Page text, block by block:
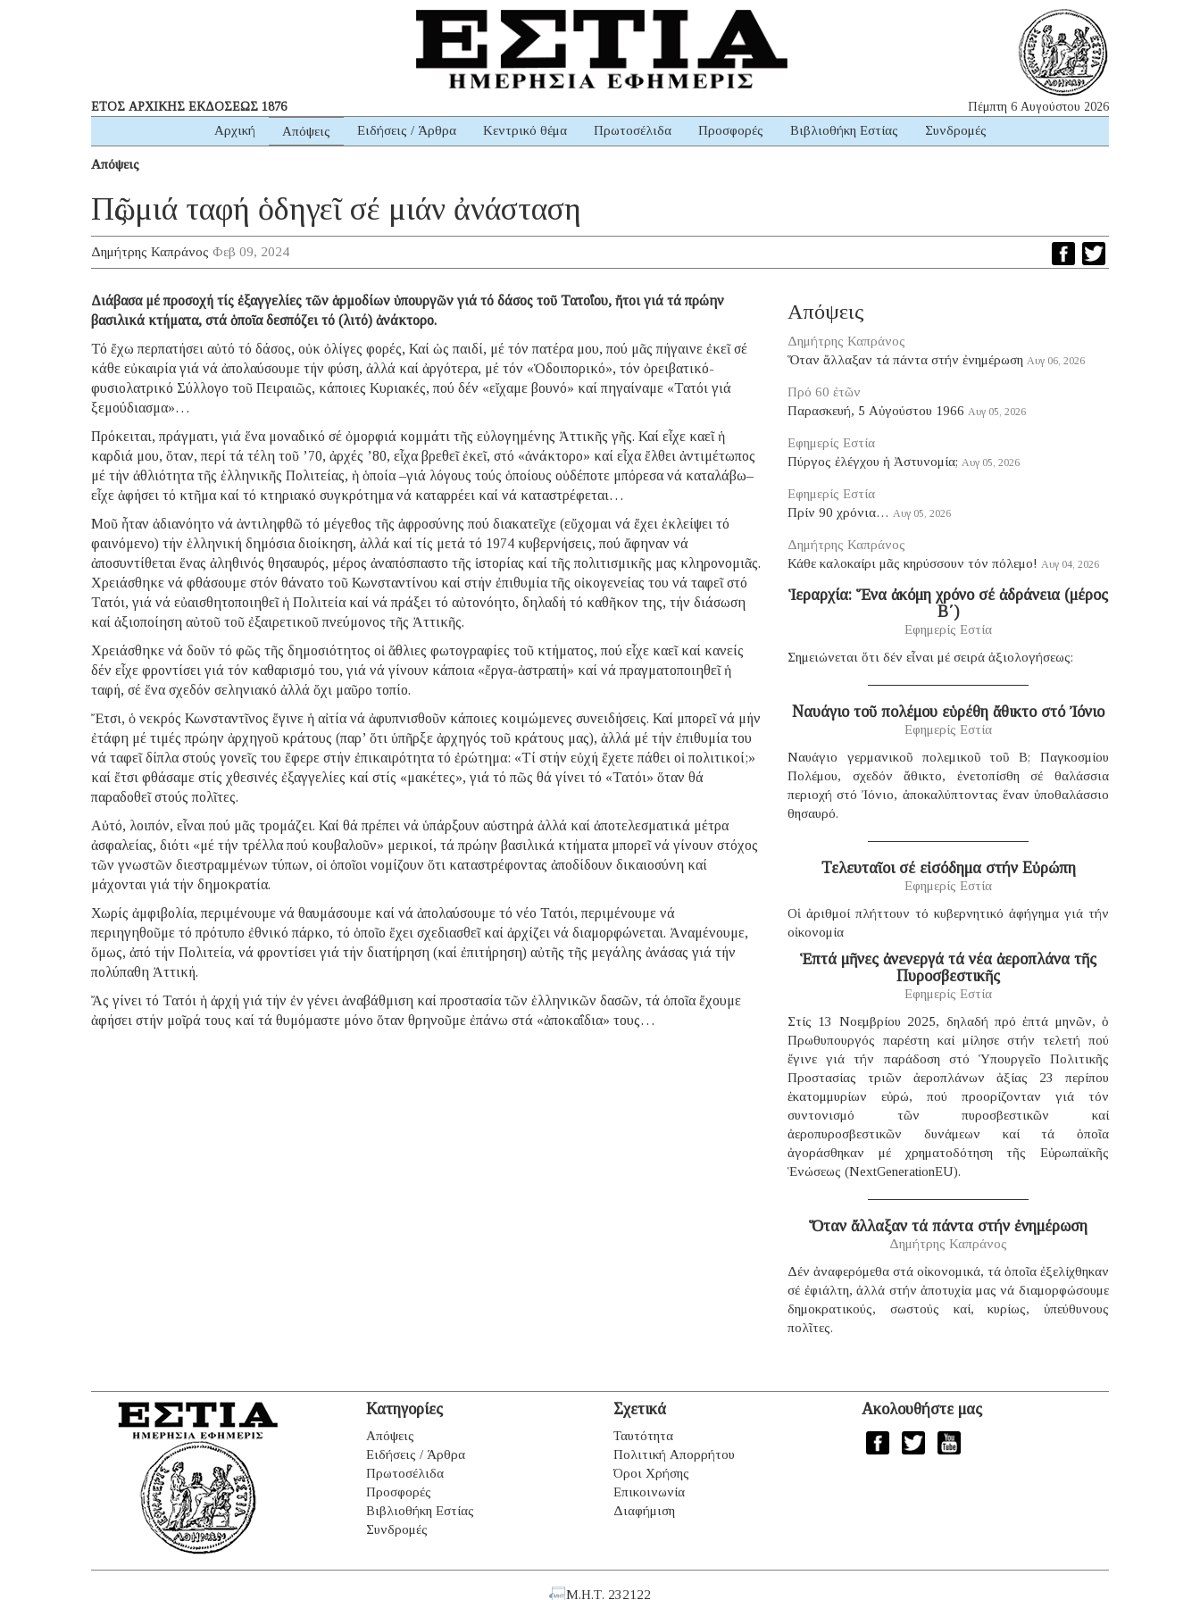
ΕΤΟΣ ΑΡΧΙΚΗΣ ΕΚΔΟΣΕΩΣ 1876 Πέμπτη 6 Αυγούστου 2026
Αρχική Απόψεις Ειδήσεις / Άρθρα Κεντρικό θέμα Πρωτοσέλιδα Προσφορές Βιβλιοθήκη Εστίας Συνδρομές
Απόψεις
Πῶς μιά ταφή ὁδηγεῖ σέ μιάν ἀνάσταση
Δημήτρης Καπράνος Φεβ 09, 2024
Διάβασα μέ προσοχή τίς ἐξαγγελίες τῶν ἁρμοδίων ὑπουργῶν γιά τό δάσος τοῦ Τατοΐου, ἤτοι γιά τά πρώην
βασιλικά κτήματα, στά ὁποῖα δεσπόζει τό (λιτό) ἀνάκτορο.
Τό ἔχω περπατήσει αὐτό τό δάσος, οὐκ ὀλίγες φορές, Καί ὡς παιδί, μέ τόν πατέρα μου, πού μᾶς πήγαινε ἐκεῖ σέ
κάθε εὐκαιρία γιά νά ἀπολαύσουμε τήν φύση, ἀλλά καί ἀργότερα, μέ τόν «Ὁδοιπορικό», τόν ὀρειβατικό-
φυσιολατρικό Σύλλογο τοῦ Πειραιῶς, κάποιες Κυριακές, πού δέν «εἴχαμε βουνό» καί πηγαίναμε «Τατόι γιά
ξεμούδιασμα»…
Πρόκειται, πράγματι, γιά ἕνα μοναδικό σέ ὀμορφιά κομμάτι τῆς εὐλογημένης Ἀττικῆς γῆς. Καί εἶχε καεῖ ἡ
καρδιά μου, ὅταν, περί τά τέλη τοῦ ’70, ἀρχές ’80, εἶχα βρεθεῖ ἐκεῖ, στό «ἀνάκτορο» καί εἶχα ἔλθει ἀντιμέτωπος
μέ τήν ἀθλιότητα τῆς ἑλληνικῆς Πολιτείας, ἡ ὁποία –γιά λόγους τούς ὁποίους οὐδέποτε μπόρεσα νά καταλάβω–
εἶχε ἀφήσει τό κτῆμα καί τό κτηριακό συγκρότημα νά καταρρέει καί νά καταστρέφεται…
Μοῦ ἦταν ἀδιανόητο νά ἀντιληφθῶ τό μέγεθος τῆς ἀφροσύνης πού διακατεῖχε (εὔχομαι νά ἔχει ἐκλείψει τό
φαινόμενο) τήν ἑλληνική δημόσια διοίκηση, ἀλλά καί τίς μετά τό 1974 κυβερνήσεις, πού ἄφηναν νά
ἀποσυντίθεται ἕνας ἀληθινός θησαυρός, μέρος ἀναπόσπαστο τῆς ἱστορίας καί τῆς πολιτισμικῆς μας κληρονομιᾶς.
Χρειάσθηκε νά φθάσουμε στόν θάνατο τοῦ Κωνσταντίνου καί στήν ἐπιθυμία τῆς οἰκογενείας του νά ταφεῖ στό
Τατόι, γιά νά εὐαισθητοποιηθεῖ ἡ Πολιτεία καί νά πράξει τό αὐτονόητο, δηλαδή τό καθῆκον της, τήν διάσωση
καί ἀξιοποίηση αὐτοῦ τοῦ ἐξαιρετικοῦ πνεύμονος τῆς Ἀττικῆς.
Χρειάσθηκε νά δοῦν τό φῶς τῆς δημοσιότητος οἱ ἄθλιες φωτογραφίες τοῦ κτήματος, πού εἶχε καεῖ καί κανείς
δέν εἶχε φροντίσει γιά τόν καθαρισμό του, γιά νά γίνουν κάποια «ἔργα-ἀστραπή» καί νά πραγματοποιηθεῖ ἡ
ταφή, σέ ἕνα σχεδόν σεληνιακό ἀλλά ὄχι μαῦρο τοπίο.
Ἔτσι, ὁ νεκρός Κωνσταντῖνος ἔγινε ἡ αἰτία νά ἀφυπνισθοῦν κάποιες κοιμώμενες συνειδήσεις. Καί μπορεῖ νά μήν
ἐτάφη μέ τιμές πρώην ἀρχηγοῦ κράτους (παρ’ ὅτι ὑπῆρξε ἀρχηγός τοῦ κράτους μας), ἀλλά μέ τήν ἐπιθυμία του
νά ταφεῖ δίπλα στούς γονεῖς του ἔφερε στήν ἐπικαιρότητα τό ἐρώτημα: «Τί στήν εὐχή ἔχετε πάθει οἱ πολιτικοί;»
καί ἔτσι φθάσαμε στίς χθεσινές ἐξαγγελίες καί στίς «μακέτες», γιά τό πῶς θά γίνει τό «Τατόι» ὅταν θά
παραδοθεῖ στούς πολῖτες.
Αὐτό, λοιπόν, εἶναι πού μᾶς τρομάζει. Καί θά πρέπει νά ὑπάρξουν αὐστηρά ἀλλά καί ἀποτελεσματικά μέτρα
ἀσφαλείας, διότι «μέ τήν τρέλλα πού κουβαλοῦν» μερικοί, τά πρώην βασιλικά κτήματα μπορεῖ νά γίνουν στόχος
τῶν γνωστῶν διεστραμμένων τύπων, οἱ ὁποῖοι νομίζουν ὅτι καταστρέφοντας ἀποδίδουν δικαιοσύνη καί
μάχονται γιά τήν δημοκρατία.
Χωρίς ἀμφιβολία, περιμένουμε νά θαυμάσουμε καί νά ἀπολαύσουμε τό νέο Τατόι, περιμένουμε νά
περιηγηθοῦμε τό πρότυπο ἐθνικό πάρκο, τό ὁποῖο ἔχει σχεδιασθεῖ καί ἀρχίζει νά διαμορφώνεται. Ἀναμένουμε,
ὅμως, ἀπό τήν Πολιτεία, νά φροντίσει γιά τήν διατήρηση (καί ἐπιτήρηση) αὐτῆς τῆς μεγάλης ἀνάσας γιά τήν
πολύπαθη Ἀττική.
Ἄς γίνει τό Τατόι ἡ ἀρχή γιά τήν ἐν γένει ἀναβάθμιση καί προστασία τῶν ἑλληνικῶν δασῶν, τά ὁποῖα ἔχουμε
ἀφήσει στήν μοῖρά τους καί τά θυμόμαστε μόνο ὅταν θρηνοῦμε ἐπάνω στά «ἀποκαΐδια» τους…
Απόψεις
Δημήτρης Καπράνος
Ὅταν ἄλλαξαν τά πάντα στήν ἐνημέρωση Αυγ 06, 2026
Πρό 60 ἐτῶν
Παρασκευή, 5 Αὐγούστου 1966 Αυγ 05, 2026
Εφημερίς Εστία
Πύργος ἐλέγχου ἡ Ἀστυνομία; Αυγ 05, 2026
Εφημερίς Εστία
Πρίν 90 χρόνια… Αυγ 05, 2026
Δημήτρης Καπράνος
Κάθε καλοκαίρι μᾶς κηρύσσουν τόν πόλεμο! Αυγ 04, 2026
Ἱεραρχία: Ἕνα ἀκόμη χρόνο σέ ἀδράνεια (μέρος
B΄)
Εφημερίς Εστία
Σημειώνεται ὅτι δέν εἶναι μέ σειρά ἀξιολογήσεως:
Ναυάγιο τοῦ πολέμου εὑρέθη ἄθικτο στό Ἰόνιο
Εφημερίς Εστία
Ναυάγιο γερμανικοῦ πολεμικοῦ τοῦ B; Παγκοσμίου
Πολέμου, σχεδόν ἄθικτο, ἐνετοπίσθη σέ θαλάσσια
περιοχή στό Ἰόνιο, ἀποκαλύπτοντας ἕναν ὑποθαλάσσιο
θησαυρό.
Τελευταῖοι σέ εἰσόδημα στήν Εὐρώπη
Εφημερίς Εστία
Οἱ ἀριθμοί πλήττουν τό κυβερνητικό ἀφήγημα γιά τήν
οἰκονομία
Ἑπτά μῆνες ἀνενεργά τά νέα ἀεροπλάνα τῆς
Πυροσβεστικῆς
Εφημερίς Εστία
Στίς 13 Νοεμβρίου 2025, δηλαδή πρό ἑπτά μηνῶν, ὁ
Πρωθυπουργός παρέστη καί μίλησε στήν τελετή πού
ἔγινε γιά τήν παράδοση στό Ὑπουργεῖο Πολιτικῆς
Προστασίας τριῶν ἀεροπλάνων ἀξίας 23 περίπου
ἑκατομμυρίων εὐρώ, πού προορίζονταν γιά τόν
συντονισμό τῶν πυροσβεστικῶν καί
ἀεροπυροσβεστικῶν δυνάμεων καί τά ὁποῖα
ἀγοράσθηκαν μέ χρηματοδότηση τῆς Εὐρωπαϊκῆς
Ἑνώσεως (NextGenerationEU).
Ὅταν ἄλλαξαν τά πάντα στήν ἐνημέρωση
Δημήτρης Καπράνος
Δέν ἀναφερόμεθα στά οἰκονομικά, τά ὁποῖα ἐξελίχθηκαν
σέ ἐφιάλτη, ἀλλά στήν ἀποτυχία μας νά διαμορφώσουμε
δημοκρατικούς, σωστούς καί, κυρίως, ὑπεύθυνους
πολῖτες.
Κατηγορίες
Απόψεις
Ειδήσεις / Άρθρα
Πρωτοσέλιδα
Προσφορές
Βιβλιοθήκη Εστίας
Συνδρομές
Σχετικά
Ταυτότητα
Πολιτική Απορρήτου
Όροι Χρήσης
Επικοινωνία
Διαφήμιση
Ακολουθήστε μας
Μ.Η.Τ. 232122